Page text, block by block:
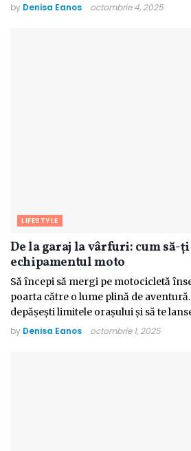
by Denisa Eanos octombrie 4, 2025
LIFESTYLE
De la garaj la vârfuri: cum să-
echipamentul moto
Să începi să mergi pe motocicletă
poarta către o lume plină de
depășești limitele orașului și să te
by Denisa Eanos octombrie 1, 2025